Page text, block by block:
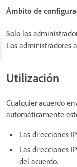
Ámbito de
Solo los
Los administradores
Utilización
Cualquier acuerdo
automáticamente
Las direcciones
Las direcciones
del acuerdo.